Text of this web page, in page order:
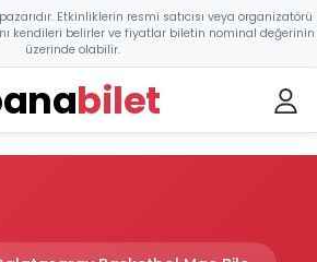
Etkinliklerin resmi satıcısı veya organizatörü
kendileri belirler ve fiyatlar biletin nominal değerinin
üzerinde olabilir.
bilet